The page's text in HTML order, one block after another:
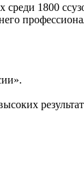
1800